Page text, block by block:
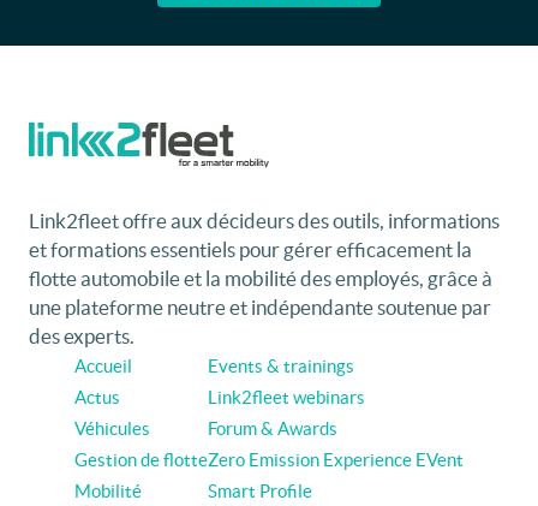
Link2fleet offre aux décideurs des outils, informations
et formations essentiels pour gérer efficacement la
flotte automobile et la mobilité des employés, grâce à
une plateforme neutre et indépendante soutenue par
des experts.
Accueil
Actus
Véhicules
Gestion de flotte
Mobilité
Events & trainings
Link2fleet webinars
Forum & Awards
Zero Emission Experience EVent
Smart Profile